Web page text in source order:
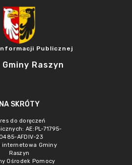
Publicznej
Gminy Raszyn
NA SKRÓTY
do doręczeń
AE:PL-71795-
AFDIV-23
internetowa Gminy
Raszyn
Ośrodek Pomocy